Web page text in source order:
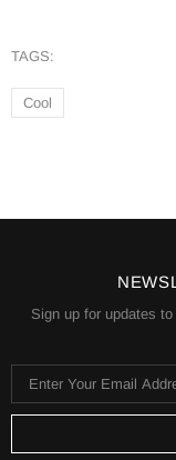
TAGS:
Cool
Sign up for updates